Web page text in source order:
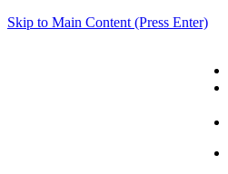
Skip to Main Content (Press Enter)